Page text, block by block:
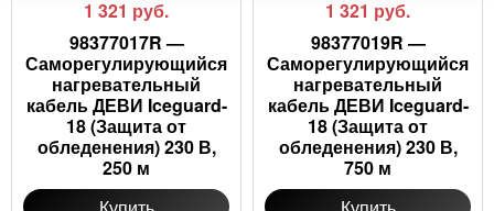
1 321 руб.
98377017R —
Саморегулирующийся
нагревательный
кабель ДЕВИ Iceguard-
18 (Защита от
обледенения) 230 В,
250 м
1 321 руб.
98377019R —
Саморегулирующийся
нагревательный
кабель ДЕВИ Iceguard-
18 (Защита от
обледенения) 230 В,
750 м